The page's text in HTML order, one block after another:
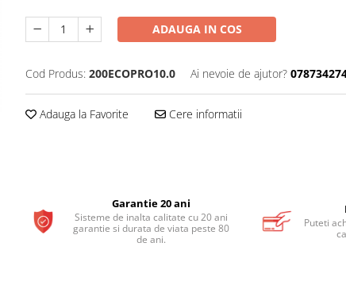
ADAUGA IN COS
Cod Produs: 200ECOPRO10.0 Ai nevoie de ajutor?
Adauga la Favorite Cere informatii
Garantie 20 ani
Sisteme de inalta calitate cu 20 ani
garantie si durata de viata peste 80
de ani.
Puteti